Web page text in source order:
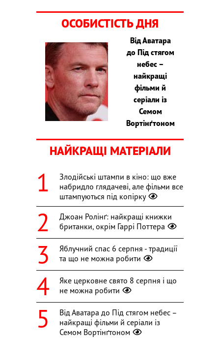
ОСОБИСТІСТЬ ДНЯ
Від Аватара
до Під стягом
небес –
найкращі
фільми й
серіали із
Семом
Вортінґтоном
НАЙКРАЩІ МАТЕРІАЛИ
Злодійські штампи в кіно: що вже
набридло глядачеві, але фільми все
штампуються під копірку
Джоан Ролінґ: найкращі книжки
британки, окрім Гаррі Поттера
Яблучний спас 6 серпня - традиції
та що не можна робити
Яке церковне свято 8 серпня і що
не можна робити
Від Аватара до Під стягом небес –
найкращі фільми й серіали із
Семом Вортінґтоном